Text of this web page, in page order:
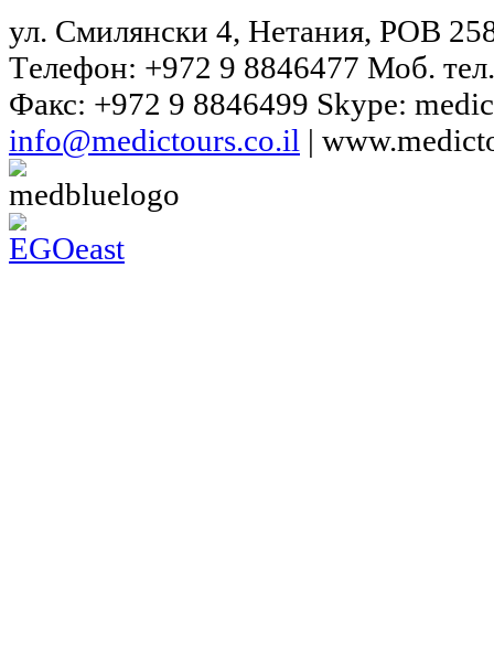
Офтальмология
Хирургия
Лечение бесплодия
ул. Смилянски 4, Нетания, POB
Tелефон: +972 9 8846477 Моб.
Факс: +972 9 8846499 Skype:
info@medictours.co.il |